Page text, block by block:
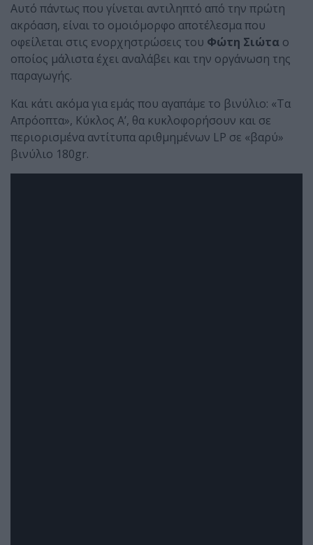
Αυτό πάντως που γίνεται αντιληπτό από την πρώτη
ακρόαση, είναι το ομοιόμορφο αποτέλεσμα που
οφείλεται στις ενορχηστρώσεις του Φώτη Σιώτα ο
οποίος μάλιστα έχει αναλάβει και την οργάνωση της
παραγωγής.
Και κάτι ακόμα για εμάς που αγαπάμε το βινύλιο: «Τα
Απρόοπτα», Κύκλος Α’, θα κυκλοφορήσουν και σε
περιορισμένα αντίτυπα αριθμημένων LP σε «βαρύ»
βινύλιο 180gr.